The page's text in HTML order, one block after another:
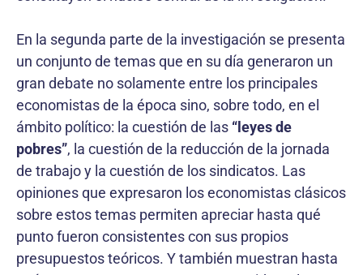
En la segunda parte de la investigación se presenta
un conjunto de temas que en su día generaron un
gran debate no solamente entre los principales
economistas de la época sino, sobre todo, en el
ámbito político: la cuestión de las “leyes de
pobres”, la cuestión de la reducción de la jornada
de trabajo y la cuestión de los sindicatos. Las
opiniones que expresaron los economistas clásicos
sobre estos temas permiten apreciar hasta qué
punto fueron consistentes con sus propios
presupuestos teóricos. Y también muestran hasta